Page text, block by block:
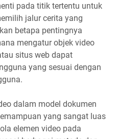
pada titik tertentu untuk
jalur cerita yang
betapa pentingnya
mengatur objek video
situs web dapat
yang sesuai dengan
dalam model dokumen
yang sangat luas
elemen video pada